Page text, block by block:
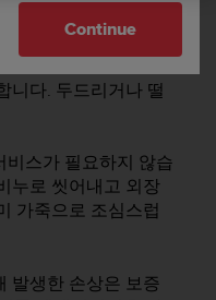
니다. 두드리거나 떨
스가 필요하지 않습
누로 씻어내고 외장
가죽으로 조심스럽
발생한 손상은 보증
Continue